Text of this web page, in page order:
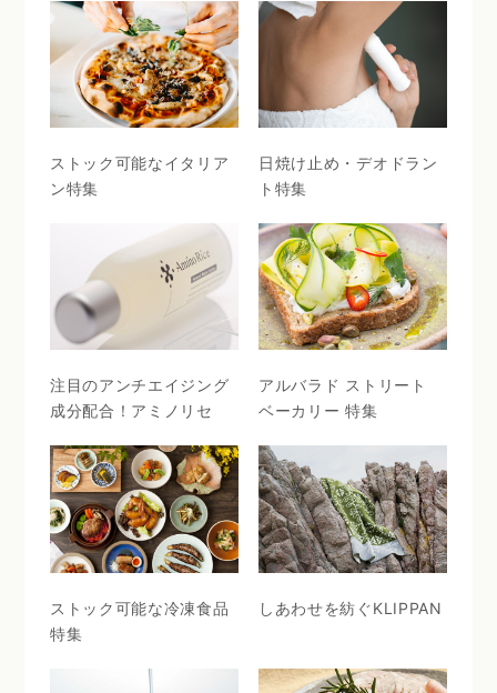
ストック可能なイタリア
ン特集
日焼け止め・デオドラン
ト特集
注目のアンチエイジング
成分配合！アミノリセ
アルバラド ストリート
ベーカリー 特集
ストック可能な冷凍食品
特集
しあわせを紡ぐKLIPPAN